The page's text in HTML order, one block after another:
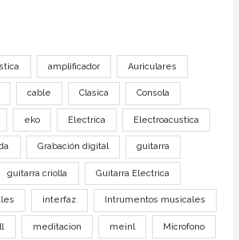
amplificador Auriculares
cable Clasica Consola
eko Electrica Electroacustica
Grabación digital guitarra
guitarra criolla Guitarra Electrica
interfaz Intrumentos musicales
meditacion meinl Microfono